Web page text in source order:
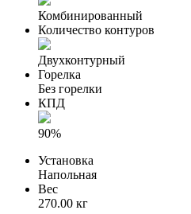
Комбинированный
Количество контуров
Двухконтурный
Горелка
Без горелки
КПД
90%
Установка
Напольная
Вес
270.00 кг